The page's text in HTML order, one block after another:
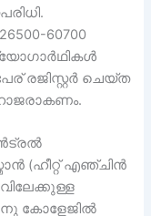
60700
രജിസ്റ്റർ ചെയ്ത
(ഹീറ്റ് എഞ്ചിൻ
കോളേജിൽ